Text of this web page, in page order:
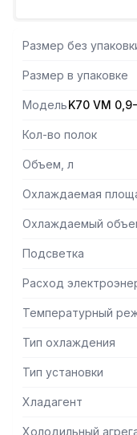
Размер без
Размер в упаковке
МодельK70 VM
Кол-во полок
Объем, л
Охлаждаемая
Охлаждаемый
Подсветка
Расход
Температурный
Тип охлаждения
Тип установки
Хладагент
Холодильный